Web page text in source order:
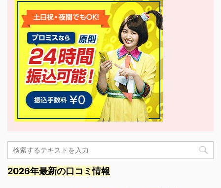
2026年最新の口コミ情報